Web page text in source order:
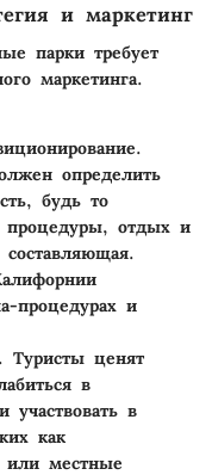
и маркетинг
парки требует
маркетинга.
определить
будь то
процедуры, отдых и
процедурах и
Туристы ценят
в
участвовать в
как
или местные